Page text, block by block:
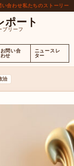
い合わせ私たちのストーリー
ート
ブリーフ
お問い合
わせ
ニュースレ
ター
治